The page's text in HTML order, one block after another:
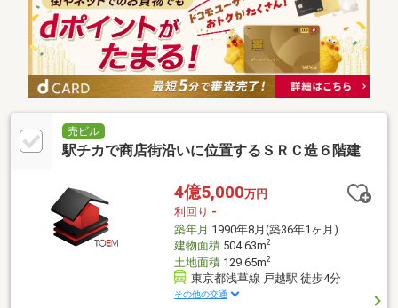
売ビル
駅チカで商店街沿いに位置するＳＲＣ造６階建
4億5,000万円
利回り -
築年月 1990年8月(築36年1ヶ月)
建物面積504.63m2
土地面積129.65m2
東京都浅草線 戸越駅 徒歩4分
その他の交通